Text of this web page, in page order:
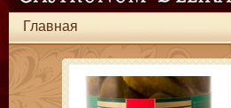
Главная